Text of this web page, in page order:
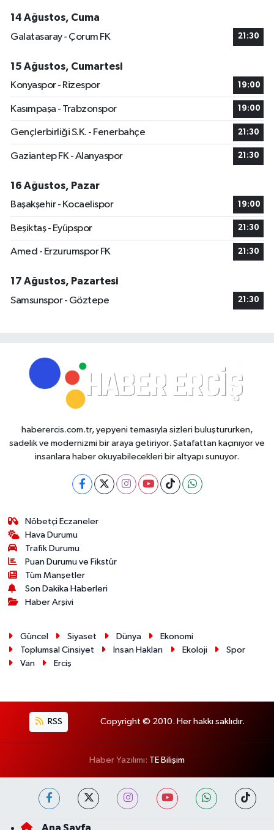
14 Ağustos, Cuma
Galatasaray - Çorum FK
21:30
15 Ağustos, Cumartesi
Konyaspor - Rizespor
19:00
Kasımpaşa - Trabzonspor 19:00
Gençlerbirliği S.K. - Fenerbahçe 21:30
Gaziantep FK - Alanyaspor 21:30
16 Ağustos, Pazar
Başakşehir - Kocaelispor
19:00
Beşiktaş - Eyüpspor 21:30
Amed - Erzurumspor FK 21:30
17 Ağustos, Pazartesi
Samsunspor - Göztepe
21:30
haberercis.com.tr, yepyeni temasıyla sizleri buluştururken,
sadelik ve modernizmi bir araya getiriyor. Şatafattan kaçınıyor ve
insanlara haber okuyabilecekleri bir altyapı sunuyor.
Nöbetçi Eczaneler
Hava Durumu
Trafik Durumu
Puan Durumu ve Fikstür
Tüm Manşetler
Son Dakika Haberleri
Haber Arşivi
Güncel Siyaset Dünya
Ekonomi
Toplumsal Cinsiyet
İnsan Hakları Ekoloji
Spor
Van
Erciş
RSS Copyright © 2010. Her hakkı saklıdır.
Haber Yazılımı: TE Bilişim
Ana Sayfa